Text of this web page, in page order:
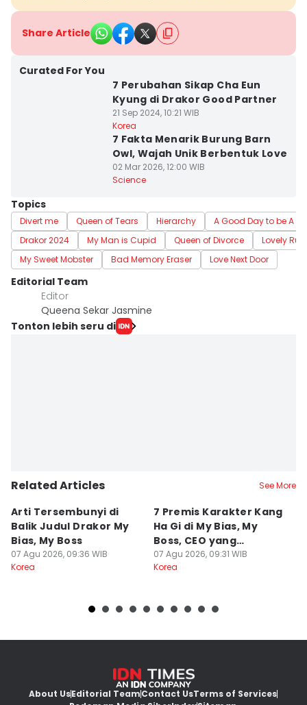
Share Article
Curated For You
7 Perubahan Sikap Cha Eun
Kyung di Drakor Good Partner
21 Sep 2024, 10:21 WIB
Korea
7 Fakta Menarik Burung Barn
Owl, Wajah Unik Berbentuk Love
02 Mar 2026, 12:00 WIB
Science
Topics
Divert me Queen of Tears Hierarchy
A Good Day to be A
Drakor 2024
My Man is Cupid Queen of Divorce
Lovely
My Sweet Mobster
Bad Memory Eraser Love Next Door
Editorial Team
Editor
Queena Sekar Jasmine
Tonton lebih seru di
Related Articles See More
Arti Tersembunyi di
Balik Judul Drakor My
Bias, My Boss
07 Agu 2026, 09:36 WIB
Korea
7 Premis Karakter Kang
Ha Gi di My Bias, My
Boss, CEO yang
Ambisius
07 Agu 2026, 09:31 WIB
Korea
About UsEditorial TeamContact UsTerms of Services